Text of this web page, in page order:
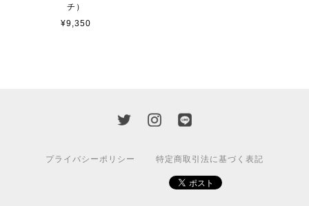
チ）
¥9,350
プライバシーポリシー 特定商取引法に基づく表記